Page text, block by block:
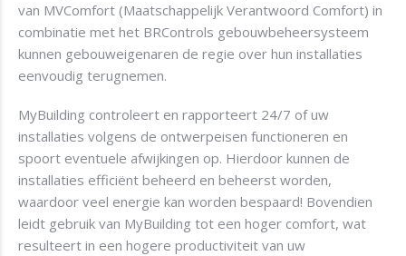
van MVComfort (Maatschappelijk Verantwoord Comfort) in
combinatie met het BRControls gebouwbeheersysteem
kunnen gebouweigenaren de regie over hun installaties
eenvoudig terugnemen.
MyBuilding controleert en rapporteert 24/7 of uw
installaties volgens de ontwerpeisen functioneren en
spoort eventuele afwijkingen op. Hierdoor kunnen de
installaties efficiënt beheerd en beheerst worden,
waardoor veel energie kan worden bespaard! Bovendien
leidt gebruik van MyBuilding tot een hoger comfort, wat
resulteert in een hogere productiviteit van uw